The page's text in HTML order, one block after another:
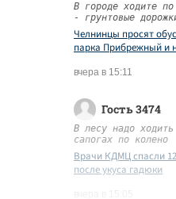
В городе ходите
- грунтовые
Челнинцы просят
парка Прибрежный и
вчера в 15:11
Гость 3474
В лесу надо
сапогах по колено
Врачи КДМЦ спасли
после укуса гадюки